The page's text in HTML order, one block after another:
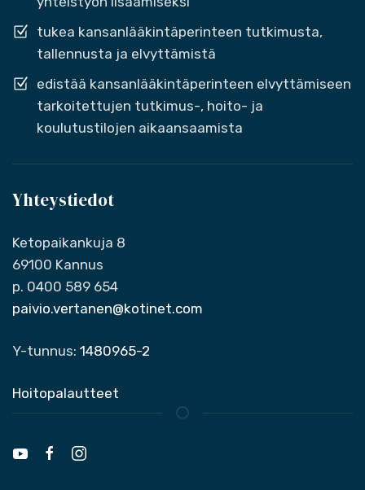
tukea kansanlääkintäperinteen tutkimusta,
tallennusta ja elvyttämistä
edistää kansanlääkintäperinteen elvyttämiseen
tarkoitettujen tutkimus-, hoito- ja
koulutustilojen aikaansaamista
Yhteystiedot
Ketopaikankuja 8
69100 Kannus
p. 0400 589 654
paivio.vertanen@kotinet.com
Y-tunnus: 1480965-2
Hoitopalautteet